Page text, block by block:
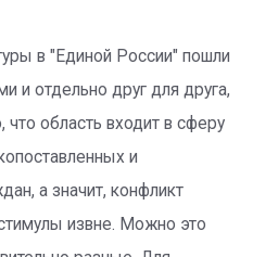
в "Единой России" пошли
и отдельно друг для друга,
что область входит в сферу
и
а значит, конфликт
извне. Можно это